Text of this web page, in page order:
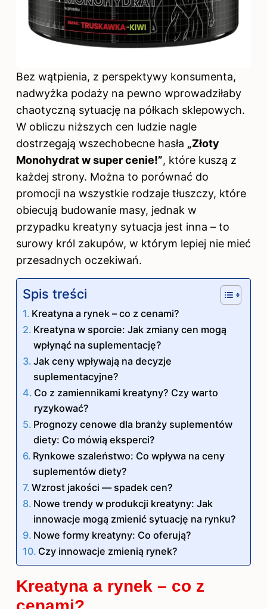
Bez wątpienia, z perspektywy konsumenta,
nadwyżka podaży na pewno wprowadziłaby
chaotyczną sytuację na półkach sklepowych.
W obliczu niższych cen ludzie nagle
dostrzegają wszechobecne hasła „Złoty
Monohydrat w super cenie!”, które kuszą z
każdej strony. Można to porównać do
promocji na wszystkie rodzaje tłuszczy, które
obiecują budowanie masy, jednak w
przypadku kreatyny sytuacja jest inna – to
surowy król zakupów, w którym lepiej nie mieć
przesadnych oczekiwań.
Spis treści
Kreatyna a rynek – co z cenami?
Kreatyna w sporcie: Jak zmiany cen mogą
wpłynąć na suplementację?
Jak ceny wpływają na decyzje
suplementacyjne?
Co z zamiennikami kreatyny? Czy warto
ryzykować?
Prognozy cenowe dla branży suplementów
diety: Co mówią eksperci?
Rynkowe szaleństwo: Co wpływa na ceny
suplementów diety?
Wzrost jakości — spadek cen?
Nowe trendy w produkcji kreatyny: Jak
innowacje mogą zmienić sytuację na rynku?
Nowe formy kreatyny: Co oferują?
Czy innowacje zmienią rynek?
Kreatyna a rynek – co z